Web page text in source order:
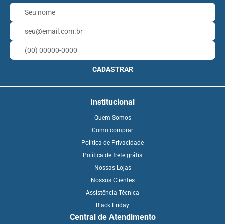
CADASTRAR
Institucional
Quem Somos
Como comprar
Política de Privacidade
Política de frete grátis
Nossas Lojas
Nossos Clientes
Assistência Técnica
Black Friday
Central de Atendimento